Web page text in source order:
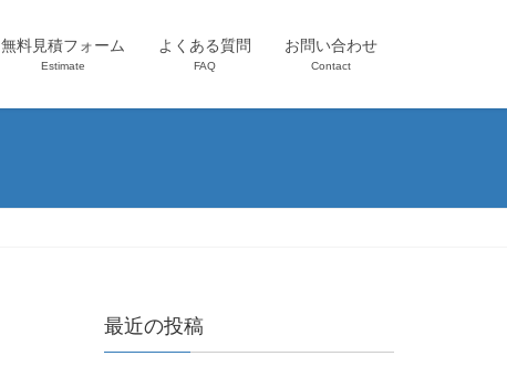
無料見積フォーム
Estimate
よくある質問
FAQ
お問い合わせ
Contact
最近の投稿